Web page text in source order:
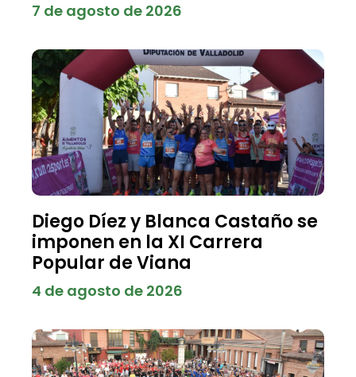
7 de agosto de 2026
Diego Díez y Blanca Castaño se
imponen en la XI Carrera
Popular de Viana
4 de agosto de 2026